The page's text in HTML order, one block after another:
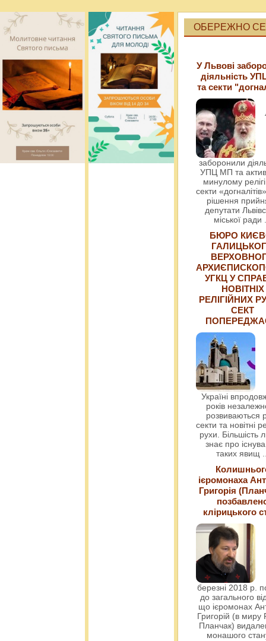
ОБЕРЕЖНО
У Львові
діяльність
та секти
заборонили
УПЦ МП та
минулому
секти
рішення
депутати
міської ради
БЮРО
УГКЦ У
НОВІТНІХ
РЕЛІГІЙНИХ
СЕКТ
Україні
років
розвиваються
секти та новітні
рухи. Більшість
знає про
таких явищ
ієромонаха
Григорія
клірицького
березні 2018 р.
до загального
що ієромонах
Григорій (в миру
Планчак)
монашого